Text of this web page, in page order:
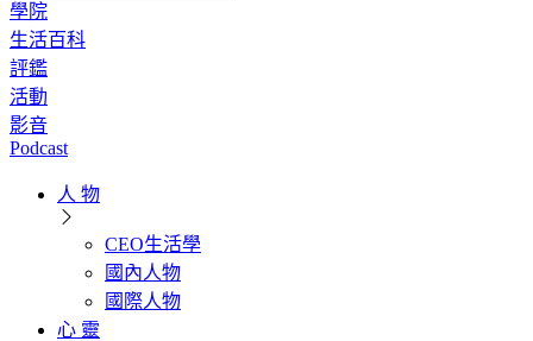
學院
生活百科
評鑑
活動
影音
Podcast
人 物
CEO生活學
國內人物
國際人物
心 靈